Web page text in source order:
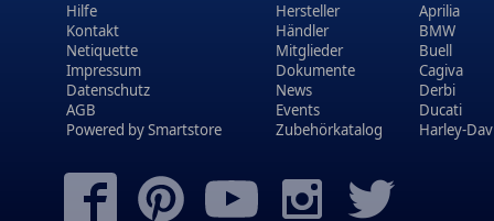
Hilfe
Kontakt
Netiquette
Impressum
Datenschutz
AGB
Powered bySmartstore
Hersteller
Händler
Mitglieder
Dokumente
News
Events
Zubehörkatalog
Aprilia
BMW
Buell
Cagiva
Derbi
Ducati
Harley-